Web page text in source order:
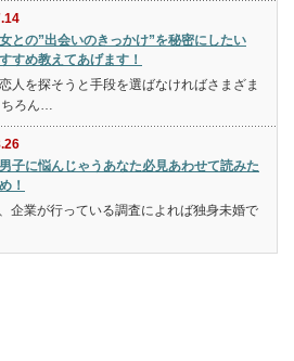
との”出会いのきっかけ”を秘密にしたい
すめ教えてあげます！
人を探そうと手段を選ばなければさまざま
ちろん…
子に悩んじゃうあなた必見あわせて読みた
！
企業が行っている調査によれば独身未婚で